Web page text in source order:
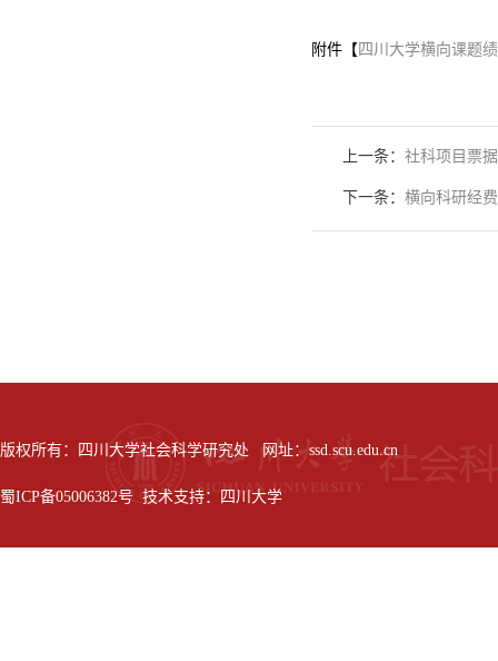
附件【 四川大学横向课题
上一条： 社科项目票
下一条： 横向科研经
版权所有：四川大学社会科学研究处 网址：ssd.scu.edu.cn
蜀ICP备05006382号 技术支持：四川大学